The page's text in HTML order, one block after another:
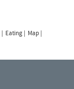
Eating
Map